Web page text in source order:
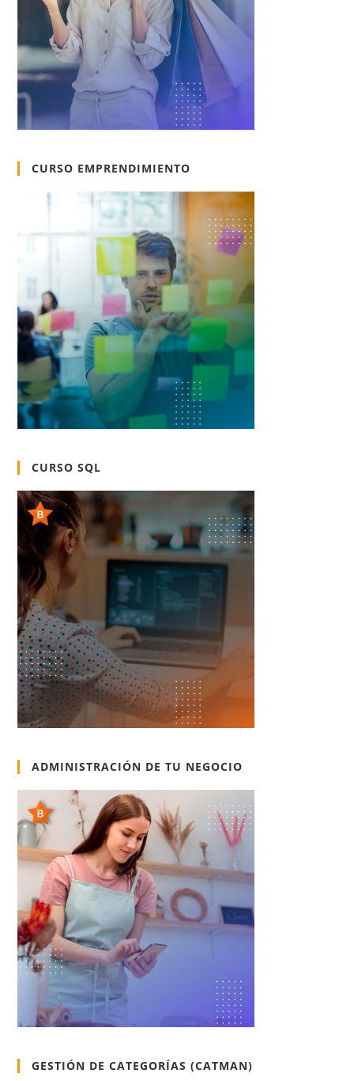
CURSO EMPRENDIMIENTO
CURSO SQL
ADMINISTRACIÓN DE TU NEGOCIO
GESTIÓN DE CATEGORÍAS (CATMAN)